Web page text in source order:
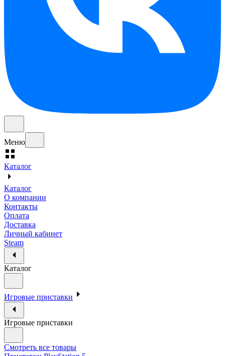
Меню
Каталог
Каталог
О компании
Контакты
Оплата
Доставка
Личный кабинет
Steam
Каталог
Игровые приставки
Игровые приставки
Смотреть все товары